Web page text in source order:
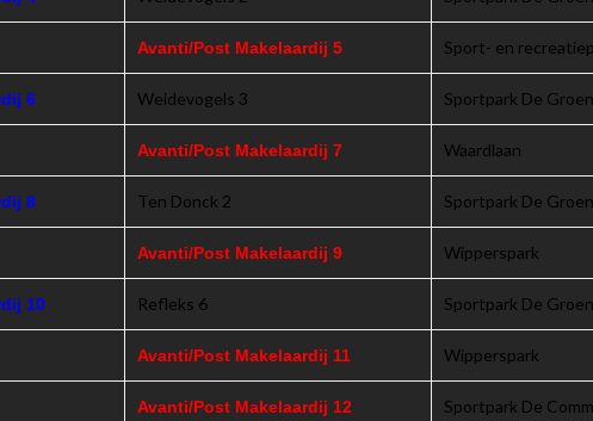
Avanti/Post Makelaardij 5 Sport- en
6 Weidevogels 3 Sportpark De
Avanti/Post Makelaardij 7 Waardlaan
8 Ten Donck 2 Sportpark De
Avanti/Post Makelaardij 9 Wipperspark
10 Refleks 6 Sportpark De
Avanti/Post Makelaardij 11 Wipperspark
Avanti/Post Makelaardij 12 Sportpark De